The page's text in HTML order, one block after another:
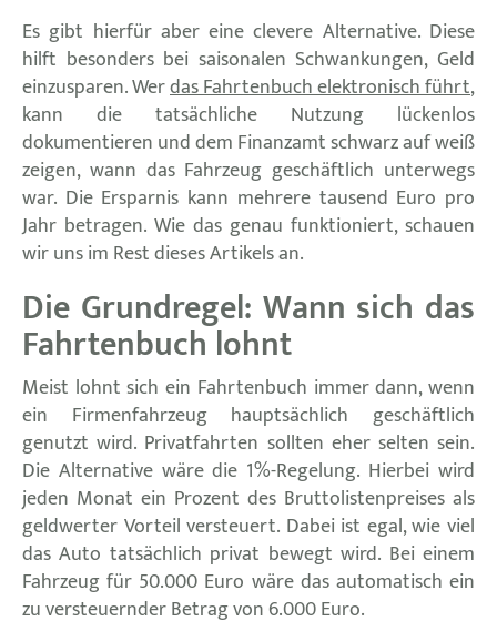
Es gibt hierfür aber eine clevere Alternative. Diese
hilft besonders bei saisonalen Schwankungen, Geld
einzusparen. Werdas Fahrtenbuch elektronisch führt,
kann die tatsächliche Nutzung lückenlos
dokumentieren und dem Finanzamt schwarz auf weiß
zeigen, wann das Fahrzeug geschäftlich unterwegs
war. Die Ersparnis kann mehrere tausend Euro pro
Jahr betragen. Wie das genau funktioniert, schauen
wir uns im Rest dieses Artikels an.
Die Grundregel: Wann sich das
Fahrtenbuch lohnt
Meist lohnt sich ein Fahrtenbuch immer dann, wenn
ein Firmenfahrzeug hauptsächlich geschäftlich
genutzt wird. Privatfahrten sollten eher selten sein.
Die Alternative wäre die 1%-Regelung. Hierbei wird
jeden Monat ein Prozent des Bruttolistenpreises als
geldwerter Vorteil versteuert. Dabei ist egal, wie viel
das Auto tatsächlich privat bewegt wird. Bei einem
Fahrzeug für 50.000 Euro wäre das automatisch ein
zu versteuernder Betrag von 6.000 Euro.